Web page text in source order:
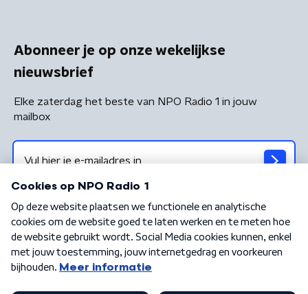
Abonneer je op onze wekelijkse
nieuwsbrief
Elke zaterdag het beste van NPO Radio 1 in jouw
mailbox
Algemene voorwaarden